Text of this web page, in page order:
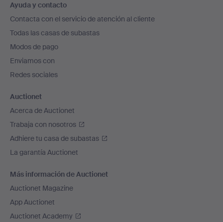
en
el
pie
de
página
Ayuda y contacto
Contacta con el servicio de atención al cliente
Todas las casas de subastas
Modos de pago
Enviamos con
Redes sociales
Auctionet
Acerca de Auctionet
Trabaja con nosotros
Adhiere tu casa de subastas
La garantía Auctionet
Más información de Auctionet
Auctionet Magazine
App Auctionet
Auctionet Academy